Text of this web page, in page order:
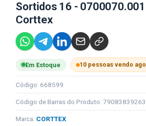
Sortidos 16 -
Corttex
Em Estoque 10 pessoas vendo
Código: 668599
Código de Barras do Produto:
Marca: CORTTEX